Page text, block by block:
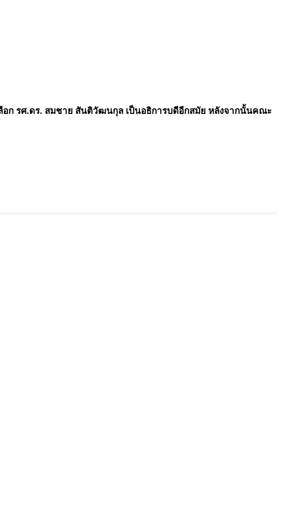
ก รศ.ดร. สมชาย สันติวัฒนกุล เป็นอธิการบดีอีกสมัย หลังจากนั้นคณะ